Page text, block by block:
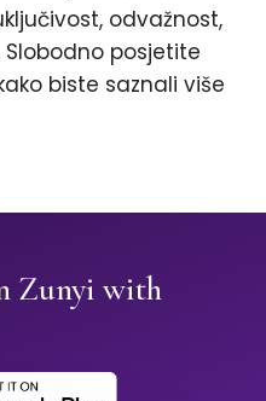
odvažnost,
posjetite
biste saznali više
Zunyi with